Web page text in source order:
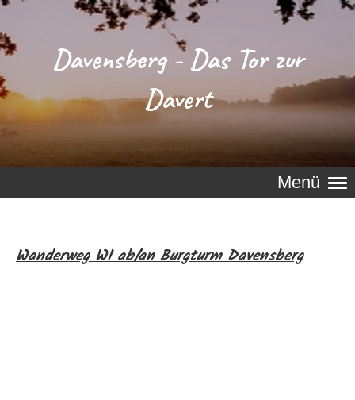
Davensberg - Das Tor zur
Davert
Menü
Wanderweg W1 ab/an Burgturm Davensberg